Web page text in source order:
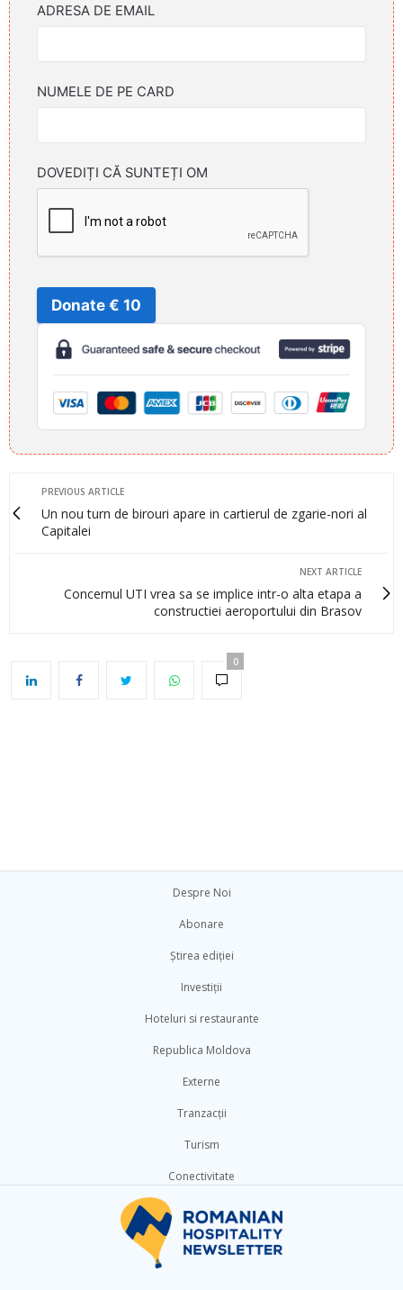
ADRESA DE EMAIL
NUMELE DE PE CARD
DOVEDIȚI CĂ SUNTEȚI OM
Donate € 10
PREVIOUS ARTICLE
Un nou turn de birouri apare in cartierul de zgarie-nori al
Capitalei
NEXT ARTICLE
Concernul UTI vrea sa se implice intr-o alta etapa a
constructiei aeroportului din Brasov
0
Despre Noi
Abonare
Știrea ediției
Investiții
Hoteluri si restaurante
Republica Moldova
Externe
Tranzacții
Turism
Conectivitate